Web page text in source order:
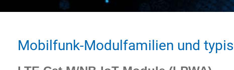
Mobilfunk-Modulfamilien und